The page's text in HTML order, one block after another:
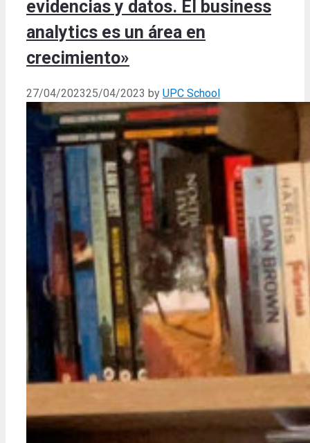
evidencias y datos. El business
analytics es un área en
crecimiento»
27/04/202325/04/2023 by UPC School